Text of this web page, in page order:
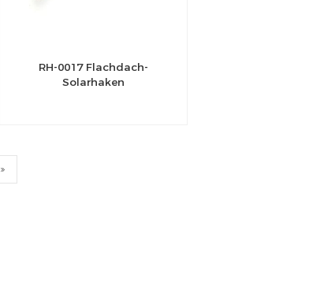
RH-0017 Flachdach-
Solarhaken